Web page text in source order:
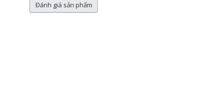
Đánh giá sản phẩm